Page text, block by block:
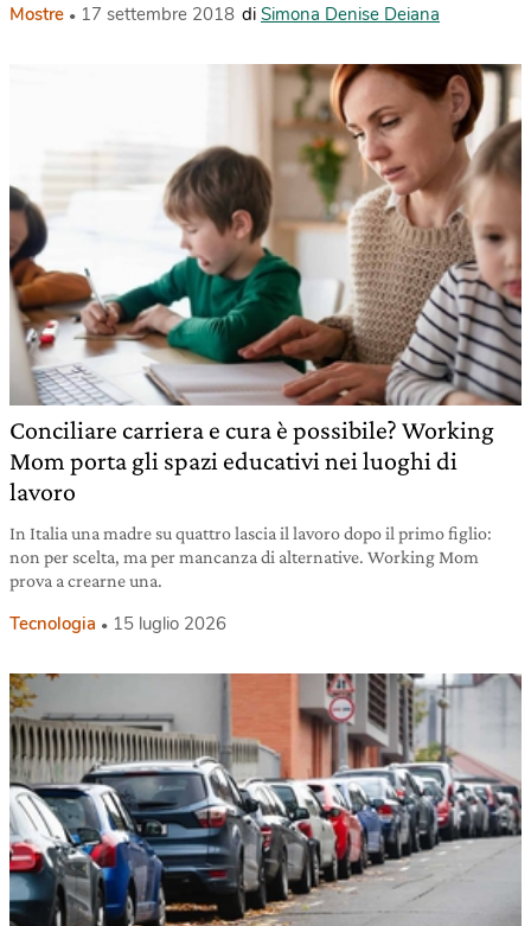
Mostre 17 settembre 2018 di Simona Denise Deiana
Conciliare carriera e cura è possibile? Working
Mom porta gli spazi educativi nei luoghi di
lavoro
In Italia una madre su quattro lascia il lavoro dopo il primo figlio:
non per scelta, ma per mancanza di alternative. Working Mom
prova a crearne una.
Tecnologia 15 luglio 2026